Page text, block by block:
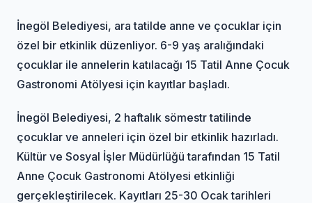
İnegöl Belediyesi, ara tatilde anne ve çocuklar için
özel bir etkinlik düzenliyor. 6-9 yaş aralığındaki
çocuklar ile annelerin katılacağı 15 Tatil Anne Çocuk
Gastronomi Atölyesi için kayıtlar başladı.
İnegöl Belediyesi, 2 haftalık sömestr tatilinde
çocuklar ve anneleri için özel bir etkinlik hazırladı.
Kültür ve Sosyal İşler Müdürlüğü tarafından 15 Tatil
Anne Çocuk Gastronomi Atölyesi etkinliği
gerçekleştirilecek. Kayıtları 25-30 Ocak tarihleri